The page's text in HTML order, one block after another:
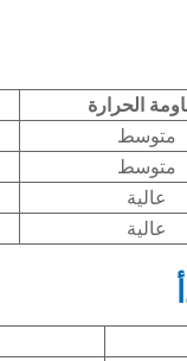
الحرارة
متوسط
متوسط
عالية
عالية